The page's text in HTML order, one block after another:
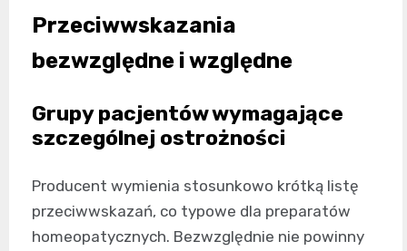
Przeciwwskazania
bezwzględne i względne
Grupy pacjentów wymagające
szczególnej ostrożności
Producent wymienia stosunkowo krótką listę
przeciwwskazań, co typowe dla preparatów
homeopatycznych. Bezwzględnie nie powinny